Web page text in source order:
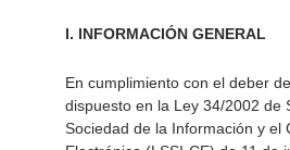
I. INFORMACIÓN GENERAL
En cumplimiento con el deber
dispuesto en la Ley 34/2002 de
Sociedad de la Información y el